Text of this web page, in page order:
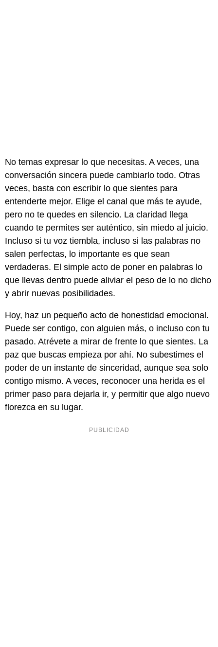
No temas expresar lo que necesitas. A veces, una
conversación sincera puede cambiarlo todo. Otras
veces, basta con escribir lo que sientes para
entenderte mejor. Elige el canal que más te ayude,
pero no te quedes en silencio. La claridad llega
cuando te permites ser auténtico, sin miedo al juicio.
Incluso si tu voz tiembla, incluso si las palabras no
salen perfectas, lo importante es que sean
verdaderas. El simple acto de poner en palabras lo
que llevas dentro puede aliviar el peso de lo no dicho
y abrir nuevas posibilidades.
Hoy, haz un pequeño acto de honestidad emocional.
Puede ser contigo, con alguien más, o incluso con tu
pasado. Atrévete a mirar de frente lo que sientes. La
paz que buscas empieza por ahí. No subestimes el
poder de un instante de sinceridad, aunque sea solo
contigo mismo. A veces, reconocer una herida es el
primer paso para dejarla ir, y permitir que algo nuevo
florezca en su lugar.